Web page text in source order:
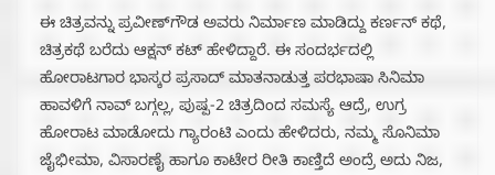
ಈ ಚಿತ್ರವನ್ನು ಪ್ರವೀಣ್‌ಗೌಡ ಅವರು ನಿರ್ಮಾಣ ಮಾಡಿದ್ದು ಕರ್ಣನ್ ಕಥೆ,
ಚಿತ್ರಕಥೆ ಬರೆದು ಆಕ್ಷನ್ ಕಟ್ ಹೇಳಿದ್ದಾರೆ. ಈ ಸಂದರ್ಭದಲ್ಲಿ
ಹೋರಾಟಗಾರ ಭಾಸ್ಕರ ಪ್ರಸಾದ್ ಮಾತನಾಡುತ್ತ ಪರಭಾಷಾ ಸಿನಿಮಾ
ಹಾವಳಿಗೆ ನಾವ್ ಬಗ್ಗಲ್ಲ, ಪುಷ್ಪ-2 ಚಿತ್ರದಿಂದ ಸಮಸ್ಯೆ ಆದ್ರೆ, ಉಗ್ರ
ಹೋರಾಟ ಮಾಡೋದು ಗ್ಯಾರಂಟಿ ಎಂದು ಹೇಳಿದರು, ನಮ್ಮ ಸೊನಿಮಾ
ಜೈಭೀಮಾ, ವಿಸಾರಣೈ ಹಾಗೂ ಕಾಟೇರ ರೀತಿ ಕಾಣ್ತಿದೆ ಅಂದ್ರೆ ಅದು ನಿಜ,